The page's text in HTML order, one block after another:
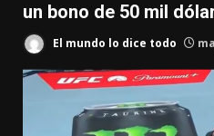
un bono de 50 mil
El mundo lo dice todo